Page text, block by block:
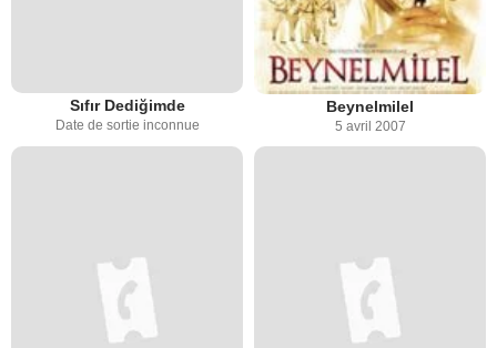
Sıfır Dediğimde
Date de sortie inconnue
Beynelmilel
5 avril 2007